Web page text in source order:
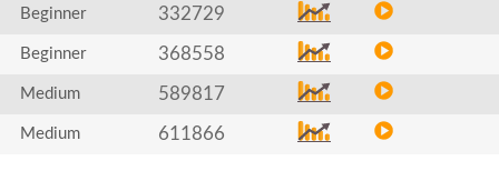
Beginner 332729
Beginner 368558
Medium 589817
Medium 611866